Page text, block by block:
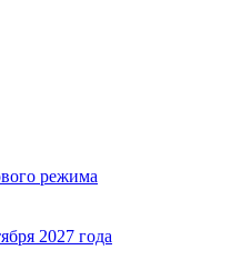
режима
2027 года